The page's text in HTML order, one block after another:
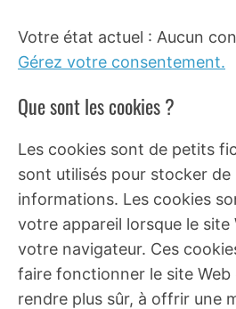
Votre état actuel : Aucun
Gérez votre consentement.
Que sont les cookies ?
Les cookies sont de petits
sont utilisés pour stocker de
informations. Les cookies
votre appareil lorsque le site
votre navigateur. Ces
faire fonctionner le site
rendre plus sûr, à offrir une